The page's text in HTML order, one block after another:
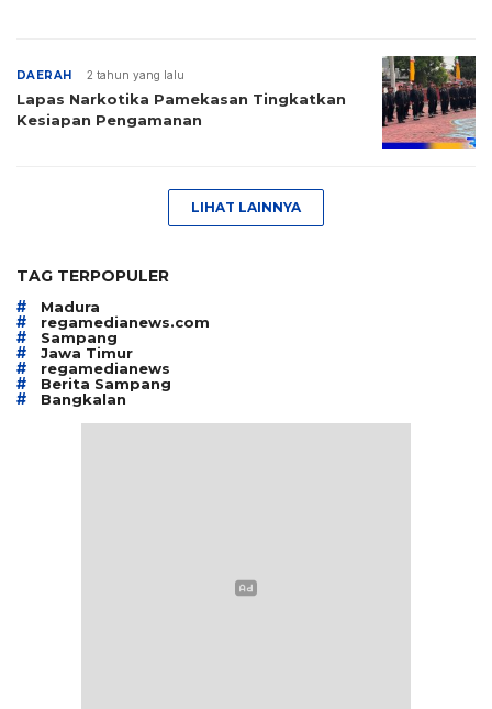
DAERAH 2 tahun yang lalu
Lapas Narkotika Pamekasan Tingkatkan
Kesiapan Pengamanan
LIHAT LAINNYA
TAG TERPOPULER
# Madura
# regamedianews.com
# Sampang
# Jawa Timur
# regamedianews
# Berita Sampang
# Bangkalan